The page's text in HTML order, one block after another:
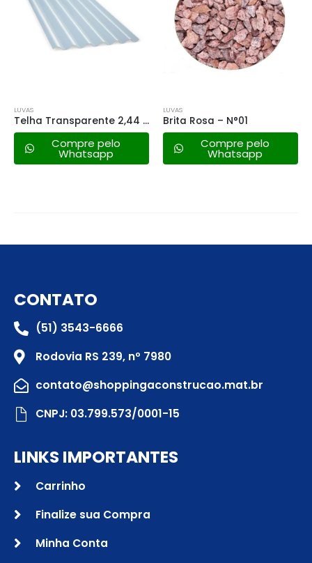
Telha Transparente 2,44 X 1,10 Incolor
LUVAS
Brita Rosa – N°01
Compre pelo
Whatsapp
FORA DE ESTOQUE
LUVAS
Escora de Eucalipto – 3mt
Compre pelo
Whatsapp
CONTATO
(51) 3543-6666
Rodovia RS 239, nº 7980
contato@shoppingaconstrucao.mat.br
CNPJ: 03.799.573/0001-15
LINKS IMPORTANTES
Carrinho
Finalize sua Compra
Minha Conta